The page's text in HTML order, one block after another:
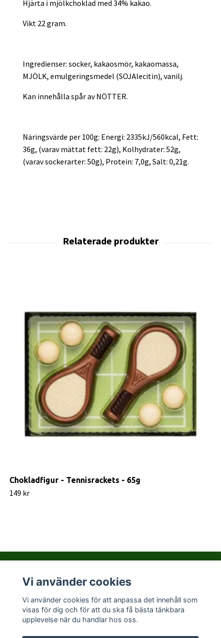
Hjärta i mjölkchoklad med 34% kakao.
Vikt 22 gram.
Ingredienser: socker, kakaosmör, kakaomassa,
MJÖLK, emulgeringsmedel (SOJAlecitin), vanilj.
Kan innehålla spår av NÖTTER.
Näringsvärde per 100g: Energi: 2335kJ/560kcal, Fett:
36g, (varav mättat fett: 22g), Kolhydrater: 52g,
(varav sockerarter: 50g), Protein: 7,0g, Salt: 0,21g.
Chokladfigur - Tennisrackets - 65g
149 kr
Kontakta PralinHuset
Sociala medier
Vi använder cookies
Vi använder cookies för att anpassa det innehåll som
visas för dig och för att du ska få bästa tänkbara
upplevelse när du handlar hos oss.